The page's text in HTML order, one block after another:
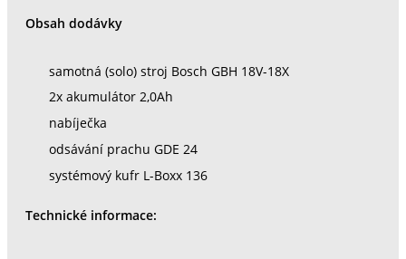
Obsah dodávky
samotná (solo) stroj Bosch GBH 18V-18X
2x akumulátor 2,0Ah
nabíječka
odsávání prachu GDE 24
systémový kufr L-Boxx 136
Technické informace: